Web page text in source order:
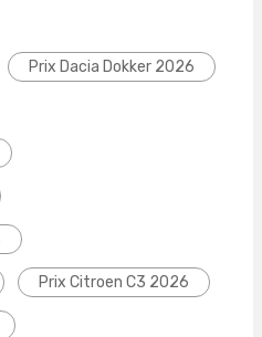
Prix Dacia Dokker 2026
Prix Citroen C3 2026